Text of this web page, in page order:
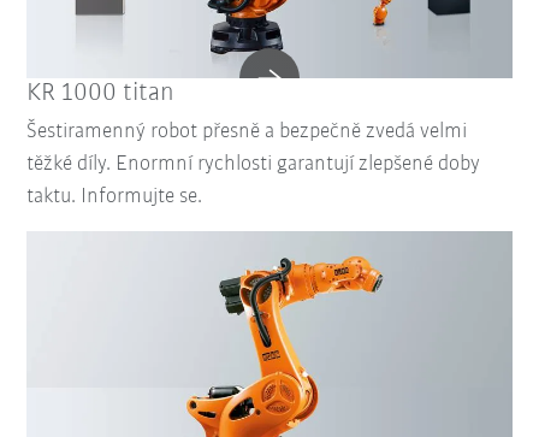
KR 1000 titan
Šestiramenný robot přesně a bezpečně zvedá velmi
těžké díly. Enormní rychlosti garantují zlepšené doby
taktu. Informujte se.